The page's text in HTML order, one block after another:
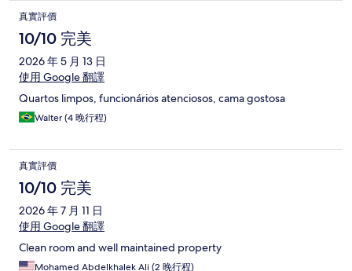
真實評價
10/10 完美
2026 年 5 月 13 日
使用 Google 翻譯
Quartos limpos, funcionários atenciosos, cama gostosa
Walter (4 晚行程)
真實評價
10/10 完美
2026 年 7 月 11 日
使用 Google 翻譯
Clean room and well maintained property
Mohamed Abdelkhalek Ali (2 晚行程)